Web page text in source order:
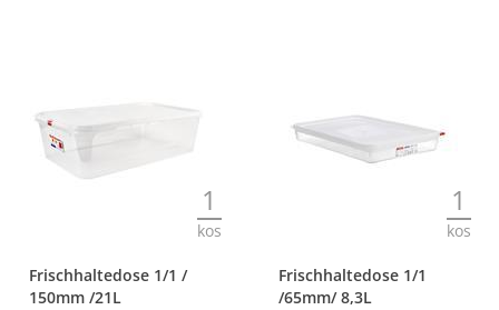
1
kos
Frischhaltedose 1/1 /
150mm /21L
1
kos
Frischhaltedose 1/1
/65mm/ 8,3L